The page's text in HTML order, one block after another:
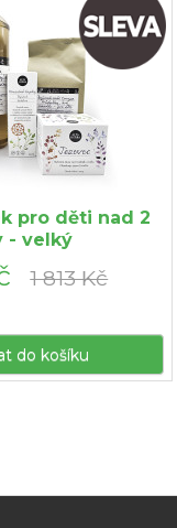
pro děti nad 2
- velký
1 813 Kč
do košíku